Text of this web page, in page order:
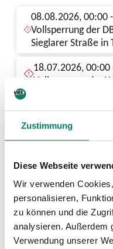
Zustimmung
Diese Webseite
Wir verwenden
personalisieren,
zu können und die
analysieren. Außerdem
Verwendung unserer
08.08.2026, 00:00 - 09.08.2026, 23:59,
Vollsperrung der
Sieglarer Straße in
18.07.2026, 00:00 - 01.09.2026, 23:59,
Vollsperrung der
Download
Linienkarte
PDF 131 KIB
Mini-Fahrplan